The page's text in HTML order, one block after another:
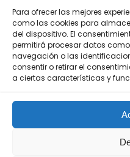
Para ofrecer las mejores
como las cookies para
del dispositivo. El
permitirá procesar datos
navegación o las
consentir o retirar el
a ciertas características y
¡SÍGUENOS EN
SOCIALES!
Aviso Legal
Política de
Política de